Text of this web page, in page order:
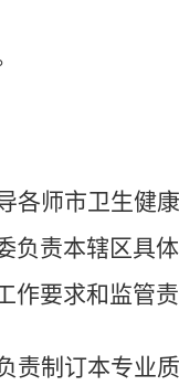
各师市卫生健
负责本辖区具
作要求和监管
责制订本专业